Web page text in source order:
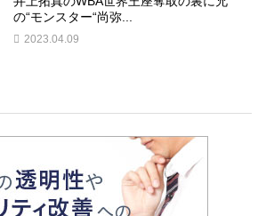
の“モンスター“尚弥...
2023.04.09